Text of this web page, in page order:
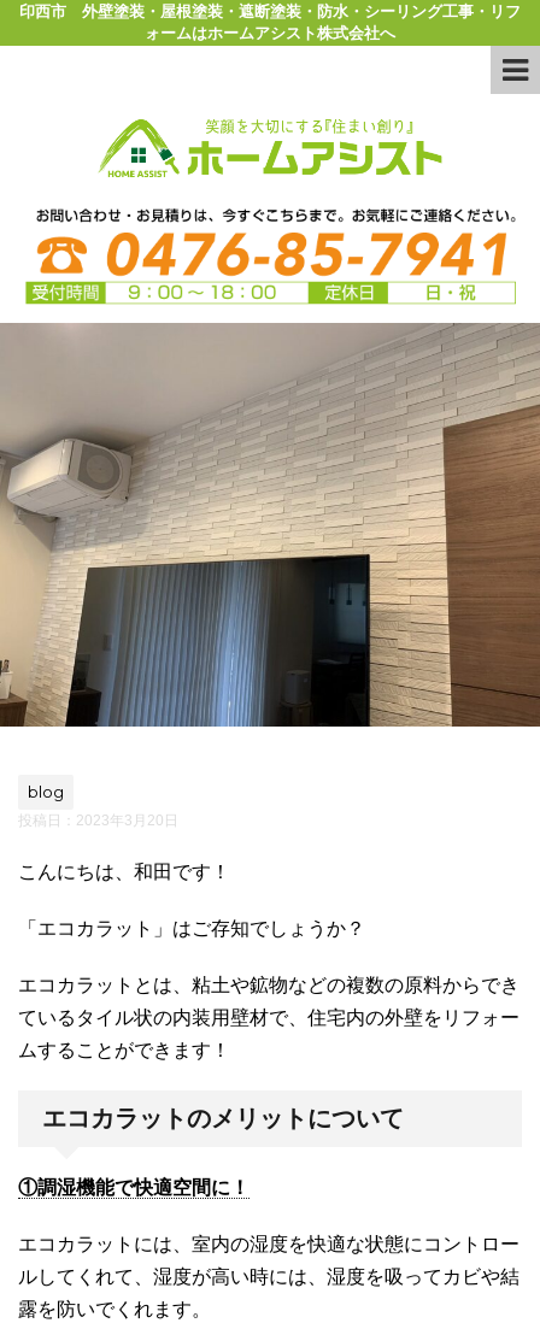
印西市 外壁塗装・屋根塗装・遮断塗装・防水・シーリング工事・リフ
ォームはホームアシスト株式会社へ
blog
投稿日： 2023年3月20日
こんにちは、和田です！
「エコカラット」はご存知でしょうか？
エコカラットとは、粘土や鉱物などの複数の原料からでき
ているタイル状の内装用壁材で、住宅内の外壁をリフォー
ムすることができます！
エコカラットのメリットについて
①調湿機能で快適空間に！
エコカラットには、室内の湿度を快適な状態にコントロー
ルしてくれて、湿度が高い時には、湿度を吸ってカビや結
露を防いでくれます。